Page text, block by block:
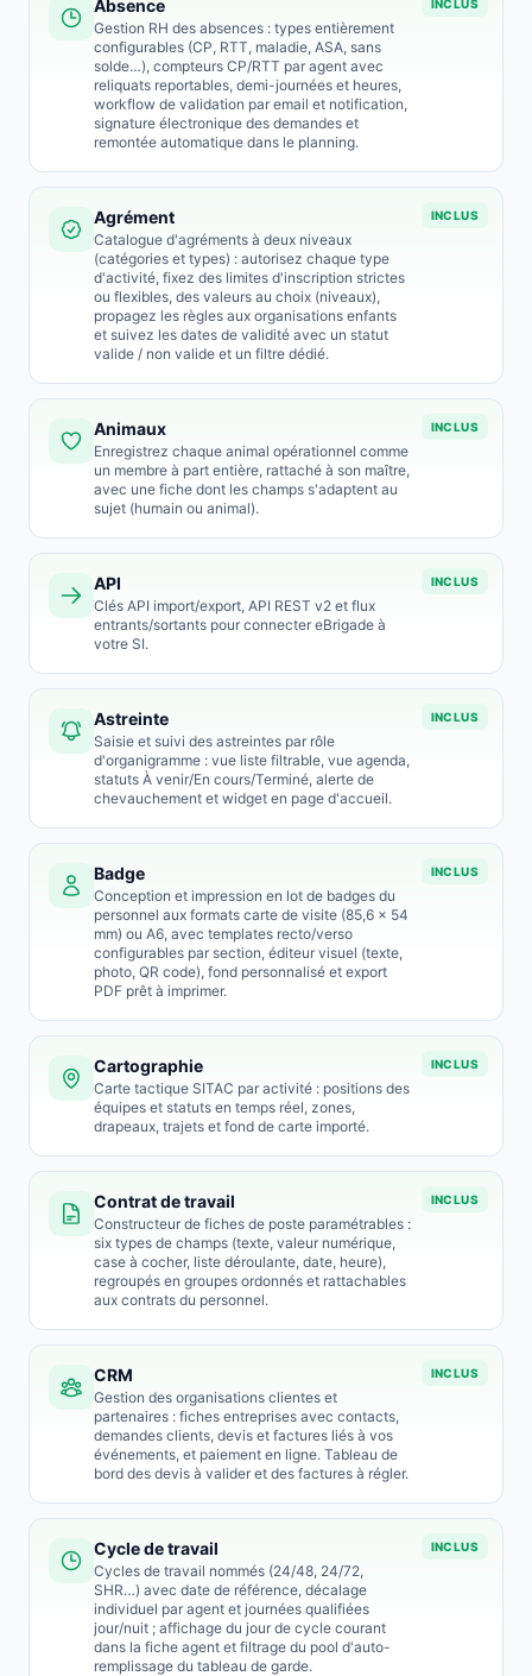
Absence
Gestion RH des absences : types entièrement
configurables (CP, RTT, maladie, ASA, sans
solde…), compteurs CP/RTT par agent avec
reliquats reportables, demi-journées et heures,
workflow de validation par email et notification,
signature électronique des demandes et
remontée automatique dans le planning.
INCLUS
Agrément
Catalogue d'agréments à deux niveaux
(catégories et types) : autorisez chaque type
d'activité, fixez des limites d'inscription strictes
ou flexibles, des valeurs au choix (niveaux),
propagez les règles aux organisations enfants
et suivez les dates de validité avec un statut
valide / non valide et un filtre dédié.
INCLUS
Animaux
Enregistrez chaque animal opérationnel comme
un membre à part entière, rattaché à son maître,
avec une fiche dont les champs s'adaptent au
sujet (humain ou animal).
INCLUS
API
Clés API import/export, API REST v2 et flux
entrants/sortants pour connecter eBrigade à
votre SI.
INCLUS
Astreinte
Saisie et suivi des astreintes par rôle
d'organigramme : vue liste filtrable, vue agenda,
statuts À venir/En cours/Terminé, alerte de
chevauchement et widget en page d'accueil.
INCLUS
Badge
Conception et impression en lot de badges du
personnel aux formats carte de visite (85,6 × 54
mm) ou A6, avec templates recto/verso
configurables par section, éditeur visuel (texte,
photo, QR code), fond personnalisé et export
PDF prêt à imprimer.
INCLUS
Cartographie
Carte tactique SITAC par activité : positions des
équipes et statuts en temps réel, zones,
drapeaux, trajets et fond de carte importé.
INCLUS
Contrat de travail
Constructeur de fiches de poste paramétrables :
six types de champs (texte, valeur numérique,
case à cocher, liste déroulante, date, heure),
regroupés en groupes ordonnés et rattachables
aux contrats du personnel.
INCLUS
CRM
Gestion des organisations clientes et
partenaires : fiches entreprises avec contacts,
demandes clients, devis et factures liés à vos
événements, et paiement en ligne. Tableau de
bord des devis à valider et des factures à régler.
INCLUS
Cycle de travail
Cycles de travail nommés (24/48, 24/72,
SHR…) avec date de référence, décalage
individuel par agent et journées qualifiées
jour/nuit ; affichage du jour de cycle courant
dans la fiche agent et filtrage du pool d'auto-
remplissage du tableau de garde.
INCLUS